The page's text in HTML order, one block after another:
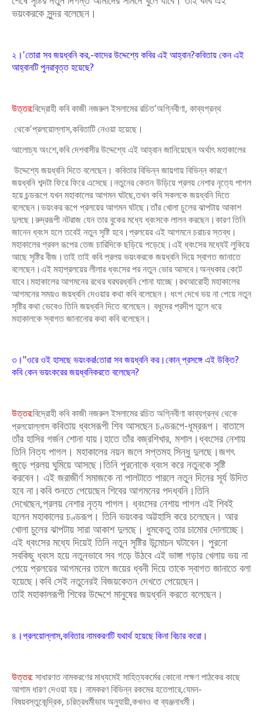
ভয়ংকরকে সুন্দর বলেছেন।
২।'তোরা সব জয়ধ্বনি কর,-কাদের উদ্দেশ্যে কবির এই আহ্বান?কবিতায় কেন এই
আহ্বানটি পুনরাবৃত্ত হয়েছে?
উত্তর:বিদ্রোহী কবি কাজী নজরুল ইসলামের রচিত'অগ্নিবীণা, কাব্যগ্রন্থ
থেকে'প্রলয়োল্লাস,কবিতাটি নেওয়া হয়েছে।
আলোচ্য অংশে,কবি দেশবাসীর উদ্দেশ্যে এই আহ্বান জানিয়েছেন অর্থাৎ মহাকালের
উদ্দেশ্যে জয়ধ্বনি দিতে বলেছেন। কবিতার বিভিন্ন জায়গায় বিভিন্ন কারণে
জয়ধ্বনি শব্দটাফিরে ফিরে এসেছে।নতুনের কেতন উড়িয়ে প্রলয় নেশার নৃত্যে পাগল
হয়ে চন্ডরূপে যখনমহাকালের আগমন ঘটছে,তখন কবি সকলকে জয়ধ্বনি দিতে
বলেছেন।ভয়ংকর রূপে প্রলয়ের আগমন ঘটছে।তাঁর খোলা চুলের ঝাপটায় আকাশ
দুলছে।রুদ্ররূপীনটরাজ যেন তার বুকের মধ্যে ধ্বংসকে লালন করছেন।কারণ তিনি
জানেন ধ্বংস হলেতবেই নতুন সৃষ্টি হবে।প্রলয়ের এই আগমনে চরাচর স্তব্ধ।
মহাকালের প্রবল রূপের তেজচারিদিকে ছড়িয়ে পড়েছে।এই ধ্বংসের মধ্যেই লুকিয়ে
আছে সৃষ্টির বীজ।তাই তাই কবিপ্রলয় ভয়ংকরকে জয়ধ্বনি দিয়ে স্বাগত জানাতে
বলেছেন।এই মহাপ্রলয়ের লীলার ধ্বংসেরপর নতুন ভোর আসবে।অন্ধকার কেটে
যাবে।মহাকালের আগমনের রথের ঘরঘরধ্বনিশোনা যাচ্ছে।রথআরোহী মহাকালের
আগমনের সময়ও জয়ধ্বনি দেওয়ার কথা কবিবলেছেন। ধংশ দেখে ভয় না পেয়ে নতুন
সৃষ্টির কথা ভেবেও তিনি জয়ধ্বনি দিতে বলেছেন। বধুদের প্রদীপ তুলে ধরে
মহাকালকে স্বাগত জানানোর কথা কবি বলেছেন।
৩।" ওরে ওই হাসছে ভয়ংকর!তোরা সব জয়ধ্বনি কর।কোন্ প্রসঙ্গে এই উক্তি?
কবি কেন ভয়ংকরের জয়ধ্বনিকরতে বলেছেন?
উত্তর:বিদ্রোহী কবি কাজী নজরুল ইসলামের রচিত অগ্নিবীণা কাব্যগ্রন্থ থেকে
প্রলয়োল্লাসকবিতায় ধ্বংসরূপী শিব আসছেন চণ্ডরূপে-ধূম্ররূপ। বাতাসে
তাঁর হাসির গর্জন শোনা যায়।হাতে তাঁর বজ্রশিখার, মশাল।ধ্বংসের নেশায়
তিনি নিত্য পাগল। মহাকালের নয়ন জলে সপ্তমহ সিন্ধু দুলছে।জগৎ
জুড়ে প্রলয় ঘুমিয়ে আসছে।তিনি পুরনোকে ধ্বংস করে নতুনকে সৃষ্টি
করবেন। এই জরাজীর্ণ সমাজকে না পালটাতেপারলে নতুন দিনের সূর্য উদিত
হবে না।কবি শুনতে পেয়েছেন শিবের আগমনের পদধ্বনি।তিনি
দেখেছেন,প্রলয় নেশার নৃত্য পাগল। ধ্বংসের নেশায় পাগল এই শিবই
হলেন মহাকালের চণ্ডরূপ। তিনি ভয়ংকর অট্টহাসি করে চলেছেন। আর
খোলা চুলের ঝাপটায় সারা আকাশ দুলছে। ধুমকেতু তার চামোর দোলাচ্ছে।
এই ধ্বংসের মধ্যে দিয়েই তিনি নতুন সৃষ্টির উন্মোচন ঘটাবেন। পুরনো
সবকিছু ধ্বংস হয়ে নতুনভাবে সব গড়ে উঠবে এই ভাঙ্গাগড়ার খেলায় ভয় না
পেয়ে প্রলয়ের আগমনের তালে জয়ের ধ্বনী দিয়ে তাকে স্বাগতজানাতে বলা
হয়েছে।কবি সেই নতুনেরই বিজয়কেতন দেখতে পেয়েছেন।
তাই মহাকালরূপী শিবের উদ্দেশে মানুষের জয়ধ্বনি করতে বলেছেন।
৪।প্রলয়োল্লাস,কবিতার নামকরণটি যথার্থ হয়েছে কিনা বিচার করো।
উত্তর: সাধারণত নামকরণের মাধ্যমেই সাহিত্যকর্মের কোনো লক্ষণ পাঠকের কাছে
আগামধারণ দেওয়া হয়। নামকরণ বিভিন্ন রকমেরহতেপারে,যেমন-
বিষয়বস্তুকেন্দ্রিক, চরিত্রধর্মীভাব অনুযায়ী,কখনও বা ব্যঞ্জনাধর্মী।